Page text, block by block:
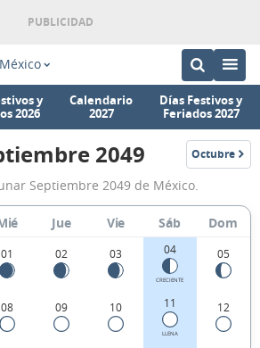
México
y
2026
Calendario
2027
Días Festivos y
Feriados 2027
Calendario
Lunar
Septiembre
2049
de
México.
2049 Octubre
2049
Septiembre 2049 de México.
Jue Vie Sáb Dom
01 02 03 04
CRECIENTE
05
08 09 10 11
LLENA
12